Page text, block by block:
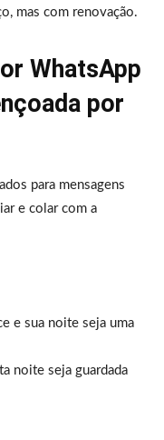
mas com renovação.
WhatsApp
por
para mensagens
e colar com a
e sua noite seja uma
noite seja guardada